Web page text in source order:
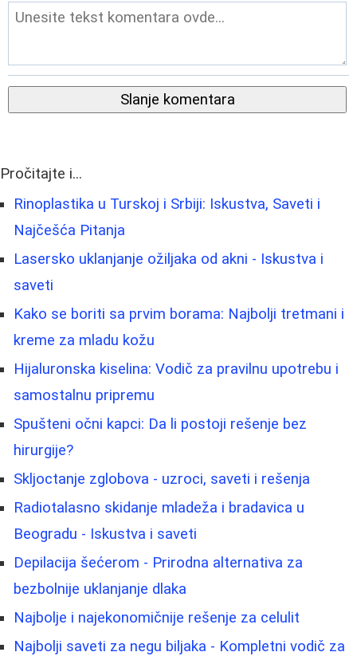
Slanje komentara
Pročitajte i...
Rinoplastika u Turskoj i Srbiji: Iskustva, Saveti i
Najčešća Pitanja
Lasersko uklanjanje ožiljaka od akni - Iskustva i
saveti
Kako se boriti sa prvim borama: Najbolji tretmani i
kreme za mladu kožu
Hijaluronska kiselina: Vodič za pravilnu upotrebu i
samostalnu pripremu
Spušteni očni kapci: Da li postoji rešenje bez
hirurgije?
Skljoctanje zglobova - uzroci, saveti i rešenja
Radiotalasno skidanje mladeža i bradavica u
Beogradu - Iskustva i saveti
Depilacija šećerom - Prirodna alternativa za
bezbolnije uklanjanje dlaka
Najbolje i najekonomičnije rešenje za celulit
Najbolji saveti za negu biljaka - Kompletni vodič za